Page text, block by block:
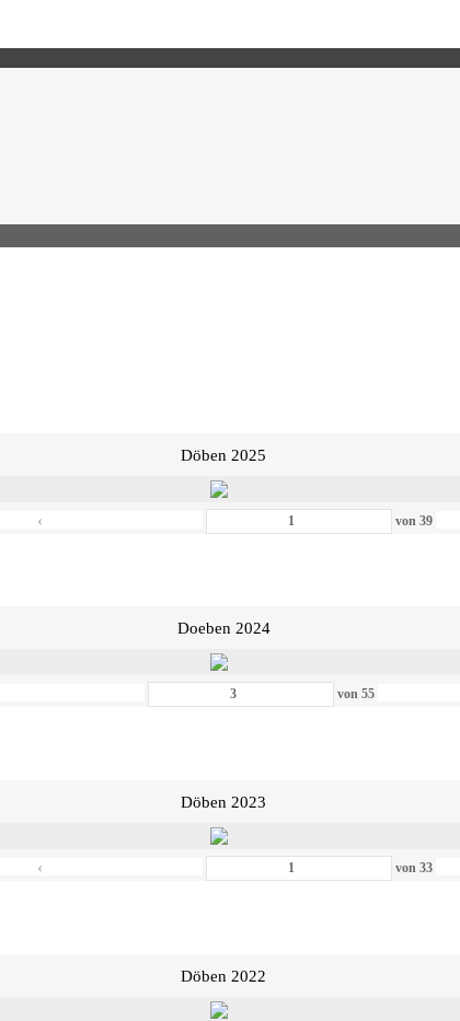
Döben 2025
‹ von39
Doeben 2024
von55
Döben 2023
‹ von33
Döben 2022